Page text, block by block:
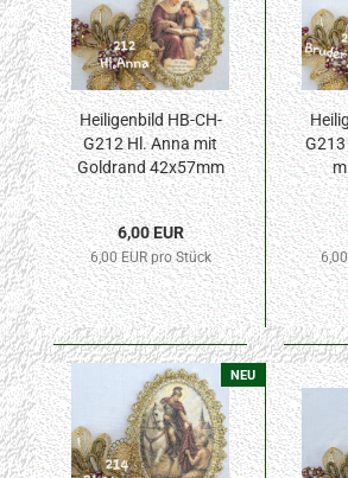
Heiligenbild HB-CH-
G212 Hl. Anna mit
Goldrand 42x57mm
6,00 EUR
6,00 EUR pro Stück
NEU